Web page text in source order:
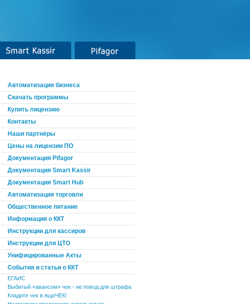
Smart Kassir Pifagor
Автоматизация бизнеса
Скачать программы
Купить лицензию
Контакты
Наши партнёры
Цены на лицензии ПО
Документация Pifagor
Документация Smart Kassir
Документация Smart Hub
Автоматизация торговли
Общественное питание
Информация о ККТ
Инструкции для кассиров
Инструкции для ЦТО
Унифицированные Акты
События и статьи о ККТ
ЕГАИС
Выбитый «авансом» чек - не повод для штрафа
Кладите чек в ящиЧЕК!